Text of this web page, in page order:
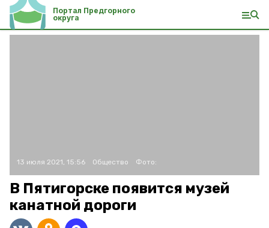
Портал Предгорного
округа
13 июля 2021, 15:56 Общество Фото:
В Пятигорске появится музей
канатной дороги